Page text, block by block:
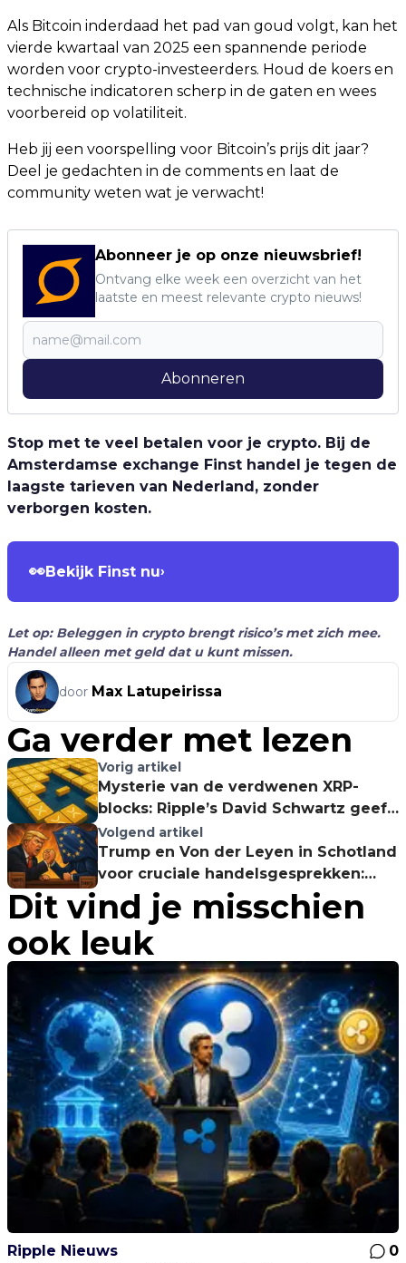
Als Bitcoin inderdaad het pad van goud volgt, kan het
vierde kwartaal van 2025 een spannende periode
worden voor crypto-investeerders. Houd de koers en
technische indicatoren scherp in de gaten en wees
voorbereid op volatiliteit.
Heb jij een voorspelling voor Bitcoin’s prijs dit jaar?
Deel je gedachten in de comments en laat de
community weten wat je verwacht!
Abonneer je op onze nieuwsbrief!
Ontvang elke week een overzicht van het
laatste en meest relevante crypto nieuws!
Abonneren
Stop met te veel betalen voor je crypto. Bij de
Amsterdamse exchange Finst handel je tegen de
laagste tarieven van Nederland, zonder
verborgen kosten.
👀Bekijk Finst nu›
Let op: Beleggen in crypto brengt risico’s met zich mee.
Handel alleen met geld dat u kunt missen.
door Max Latupeirissa
Ga verder met lezen
Vorig artikel
Mysterie van de verdwenen XRP-
blocks: Ripple’s David Schwartz geeft
verklaring
Volgend artikel
Trump en Von der Leyen in Schotland
voor cruciale handelsgesprekken:
30% EU-tarieven dreigen
Dit vind je misschien
ook leuk
Ripple Nieuws
0